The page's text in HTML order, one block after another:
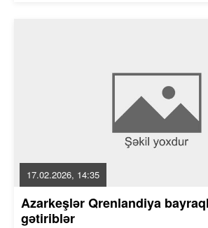
17.02.2026, 14:35
Azarkeşlər Qrenlandiya
gətiriblər